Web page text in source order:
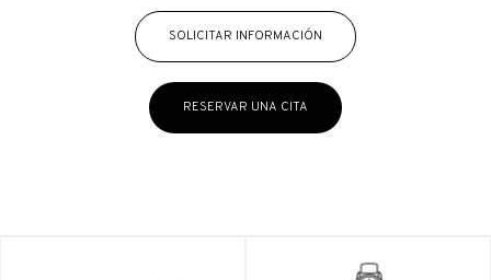
SOLICITAR INFORMACIÓN
RESERVAR UNA CITA